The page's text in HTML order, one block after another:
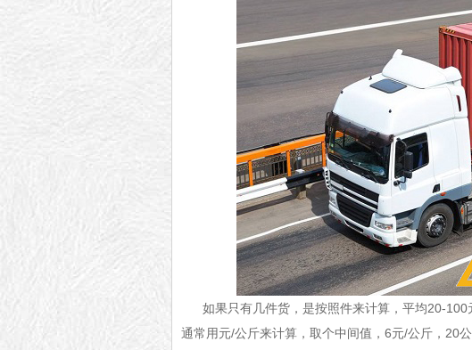
如果只有几件货，是按照件来计算，平均20-
通常用元/公斤来计算，取个中间值，6元/公斤，20